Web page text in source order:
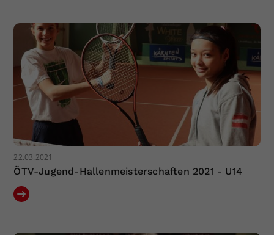
22.03.2021
ÖTV-Jugend-Hallenmeisterschaften 2021 - U14
Zweck
Einstellungen. Unter anderem eine
zufällig generierte ID, für die
historische Speicherung Ihrer
vorgenommen Einstellungen, falls der
Webseiten-Betreiber dies eingestellt
hat.